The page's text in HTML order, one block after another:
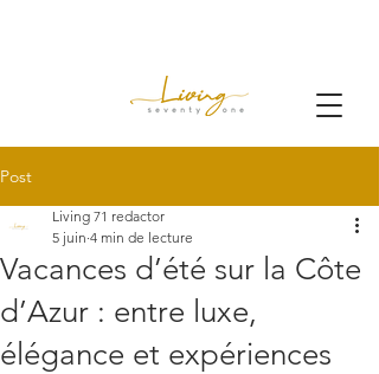
Post
Vacances d’été sur la Côte
d’Azur : entre luxe,
élégance et expériences
Living 71 redactor
5 juin 4 min de lecture